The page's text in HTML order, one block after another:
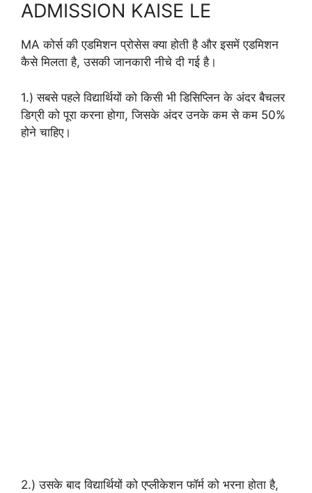
ADMISSION KAISE LE
MA कोर्स की एडमिशन प्रोसेस क्या होती है और इसमें एडमिशन
कैसे मिलता है, उसकी जानकारी नीचे दी गई है।
1.) सबसे पहले विद्यार्थियों को किसी भी डिसिप्लिन के अंदर बैचलर
डिग्री को पूरा करना होगा, जिसके अंदर उनके कम से कम 50%
होने चाहिए।
2.) उसके बाद विद्यार्थियों को एप्लीकेशन फॉर्म को भरना होता है,